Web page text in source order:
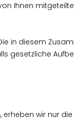
Ihnen
in diesem
gesetzliche
erheben wir nur